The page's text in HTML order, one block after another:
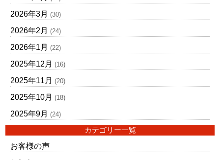
2026年3月 (30)
2026年2月 (24)
2026年1月 (22)
2025年12月 (16)
2025年11月 (20)
2025年10月 (18)
2025年9月 (24)
カテゴリー一覧
お客様の声